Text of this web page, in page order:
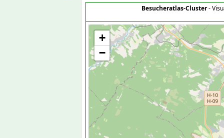
Besucheratlas-Cluster-
+
−